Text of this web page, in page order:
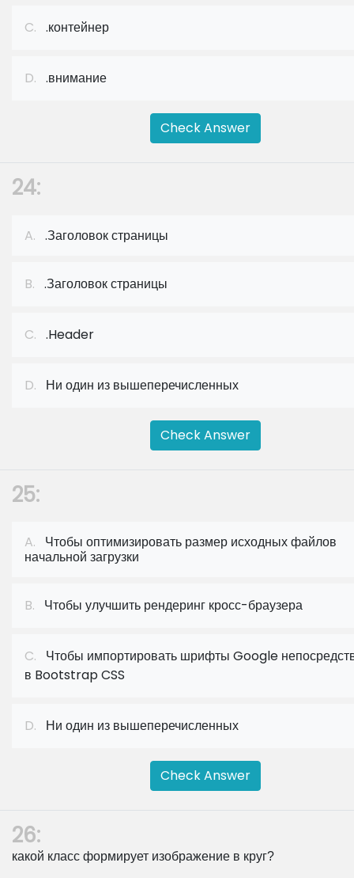
C. .контейнер
D. .внимание
Check Answer
24:
A. .Заголовок страницы
B. .Заголовок страницы
C. .Header
D. Ни один из вышеперечисленных
Check Answer
25:
A. Чтобы оптимизировать размер исходных файлов
начальной загрузки
B. Чтобы улучшить рендеринг кросс-браузера
C. Чтобы импортировать шрифты Google
в Bootstrap CSS
D. Ни один из вышеперечисленных
Check Answer
26:
какой класс формирует изображение в круг?